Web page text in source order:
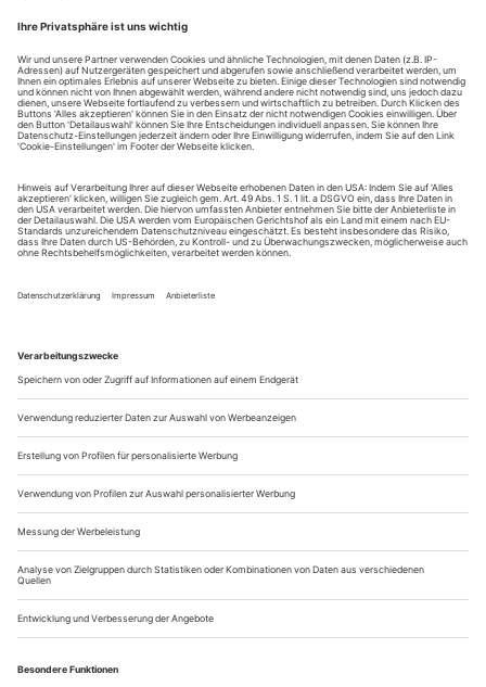
im Raum platziert, ein fast vergeblicher Versuch zu
kommunizieren. Stuart dagegen entwickelt ihre Bilder aus
intensiver Physis und mental wahnsinnigen Zuständen.
Dennoch gibt es eine...
Biografien im Tanz kommen nicht ohne Worte aus, findet Thomas
Hahn
Superstars von heutesind medial geklonte Unterhaltungs-
Avatare, die in ein noch reales Second Life vorstoßen und
einfach um. Die tiefgründigsten und verletzlichsten
Persönlichkeiten am Lyon Opéra Ballet ernennt er zu seinen
Superstars. Ein Tänzer ist ein...
Lucia Lacarra
Lucia Lacarra, die Startänzerin am Bayerischen Staatsballett, ist
Diplomatin und Künstlerin in einem. So einer begegnet man nur in
virtuellen Dimensionen. Oder man wartet so lang wie Katja Werner,
um der Monarchin als Nachbarin näher zu kommen
Ich jage ein Phantom.Seit Tagen, Wochen. Halte mich am
Telefon zur Verfügung. Starre nervös auf mein elektronisches
Postfach. Vergesse zu essen. Stattdessen unternehme ich